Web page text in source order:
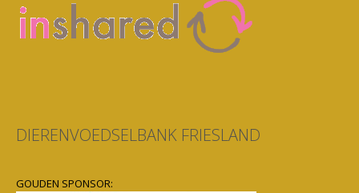
DIERENVOEDSELBANK FRIESLAND
GOUDEN SPONSOR: